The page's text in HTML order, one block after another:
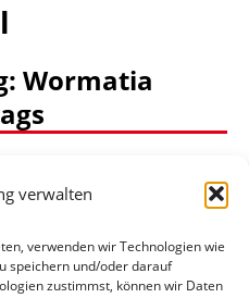
verwalten
verwenden wir Technologien wie
speichern und/oder darauf
zustimmst, können wir Daten
Wormatia
Samstag
zwischen